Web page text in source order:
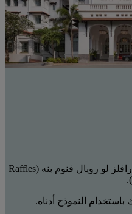
نشكرك على اهتمامك بفندق رافلز لو رويال فنوم بنه (Raffles
النموذج أدناه.